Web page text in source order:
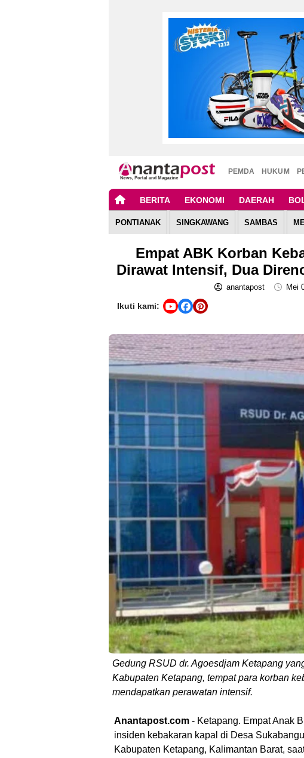
PEMDA HUKUM
BERITA EKONOMI DAERAH
PONTIANAK SINGKAWANG SAMBAS
Empat ABK Korban
Dirawat Intensif, Dua
anantapost Mei
Ikuti kami:
Gedung RSUD dr. Agoesdjam Ketapang
Kabupaten Ketapang, tempat para korban
mendapatkan perawatan intensif.
Anantapost.com - Ketapang. Empat Anak
insiden kebakaran kapal di Desa
Kabupaten Ketapang, Kalimantan Barat,